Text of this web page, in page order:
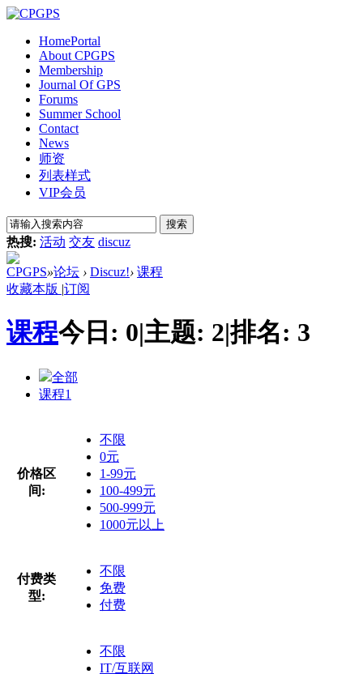
HomePortal
About CPGPS
Membership
Journal Of GPS
Forums
Summer School
Contact
News
师资
列表样式
VIP会员
搜索
热搜: 活动 交友 discuz
CPGPS»论坛 › Discuz!› 课程
收藏本版 |订阅
课程今日: 0|主题: 2|排名: 3
全部
课程1
价格区
间:
不限
0元
1-99元
100-499元
500-999元
1000元以上
付费类
型:
不限
免费
付费
不限
IT/互联网